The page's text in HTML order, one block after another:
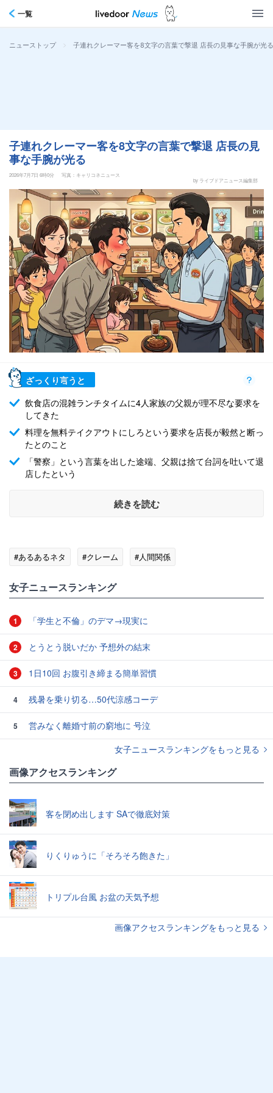
一覧
ニューストップ > 子連れクレーマー客を8文字の言葉で撃退 店長の見事な手腕が光る
子連れクレーマー客を8文字の言葉で撃退 店長の見
事な手腕が光る
2026年7月7日 6時0分
写真：キャリコネニュース
by ライブドアニュース編集部
ざっくり言うと
飲食店の混雑ランチタイムに4人家族の父親が理不尽な要求を
してきた
料理を無料テイクアウトにしろという要求を店長が毅然と断っ
たとのこと
「警察」という言葉を出した途端、父親は捨て台詞を吐いて退
店したという
続きを読む
#あるあるネタ #クレーム #人間関係
女子ニュースランキング
1 「学生と不倫」のデマ→現実に
2 とうとう脱いだか 予想外の結末
3 1日10回 お腹引き締まる簡単習慣
4 残暑を乗り切る…50代涼感コーデ
5
営みなく離婚寸前の窮地に 号泣
女子ニュースランキングをもっと見る
画像アクセスランキング
客を閉め出します SAで徹底対策
りくりゅうに「そろそろ飽きた」
トリプル台風 お盆の天気予想
画像アクセスランキングをもっと見る